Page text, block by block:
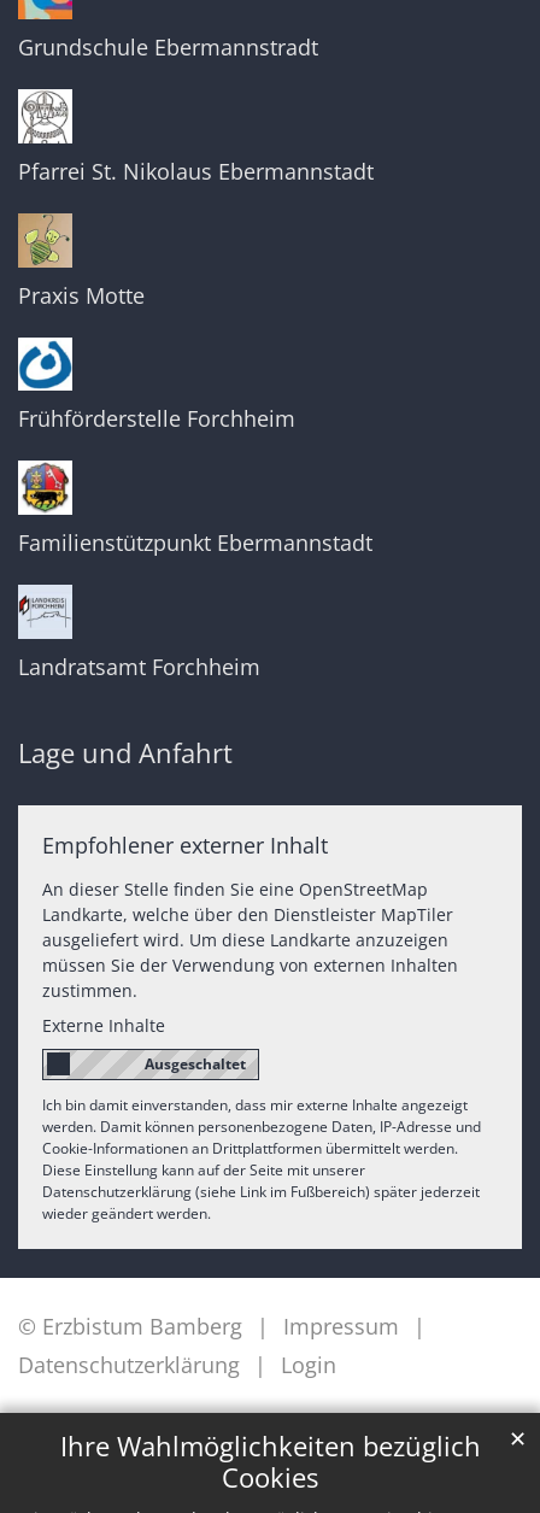
Ihre Wahlmöglichkeiten bezüglich
Cookies
✕
Grundschule Ebermannstradt
Pfarrei St. Nikolaus Ebermannstadt
Praxis Motte
Frühförderstelle Forchheim
Familienstützpunkt Ebermannstadt
Landratsamt Forchheim
Lage und Anfahrt
Empfohlener externer Inhalt
An dieser Stelle finden Sie eine OpenStreetMap
Landkarte, welche über den Dienstleister MapTiler
ausgeliefert wird. Um diese Landkarte anzuzeigen
müssen Sie der Verwendung von externen Inhalten
zustimmen.
Externe Inhalte
Ich bin damit einverstanden, dass mir externe Inhalte angezeigt
werden. Damit können personenbezogene Daten, IP-Adresse und
Cookie-Informationen an Drittplattformen übermittelt werden.
Diese Einstellung kann auf der Seite mit unserer
Datenschutzerklärung (siehe Link im Fußbereich) später jederzeit
wieder geändert werden.
© Erzbistum Bamberg
Impressum
Datenschutzerklärung
Login